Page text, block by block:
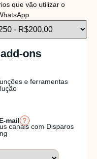
que vão utilizar o
ons
e ferramentas
mail ?
canais com Disparos